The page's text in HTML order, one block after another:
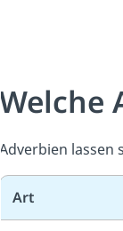
Welche
Adverbien lassen
Art